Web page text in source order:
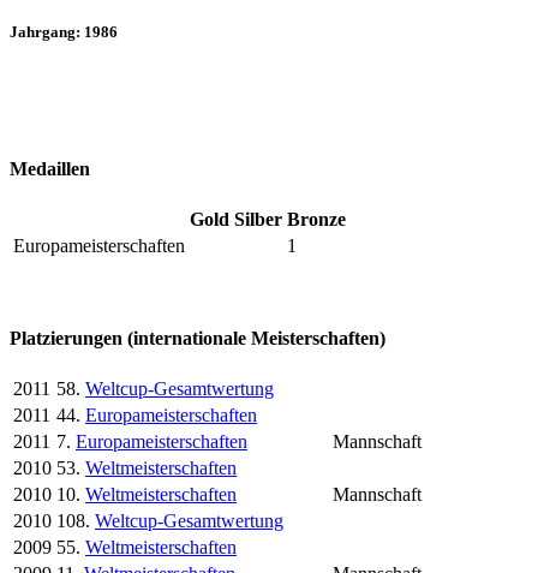
Jahrgang: 1986
Medaillen
Gold Silber Bronze
Europameisterschaften
1
Platzierungen (internationale Meisterschaften)
2011 58. Weltcup-Gesamtwertung
2011 44. Europameisterschaften
2011 7. Europameisterschaften
Mannschaft
2010 53. Weltmeisterschaften
2010 10. Weltmeisterschaften
Mannschaft
2010 108. Weltcup-Gesamtwertung
2009 55. Weltmeisterschaften